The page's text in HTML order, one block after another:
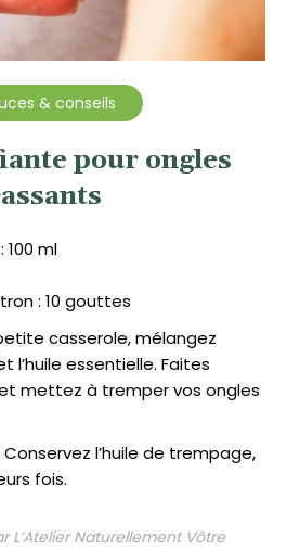
& conseils
pour ongles
100 ml
: 10 gouttes
casserole, mélangez
l’huile essentielle. Faites
mettez à tremper vos ongles
l’huile de trempage,
fois.
L’Atelier Naturellement Vôtre